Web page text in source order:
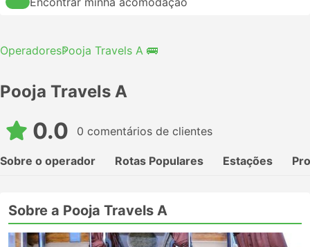
OperadoresPooja Travels A 🚌
Pooja Travels A
0.0 0 comentários de clientes
Sobre o operador Rotas Populares Estações
Sobre a Pooja Travels A